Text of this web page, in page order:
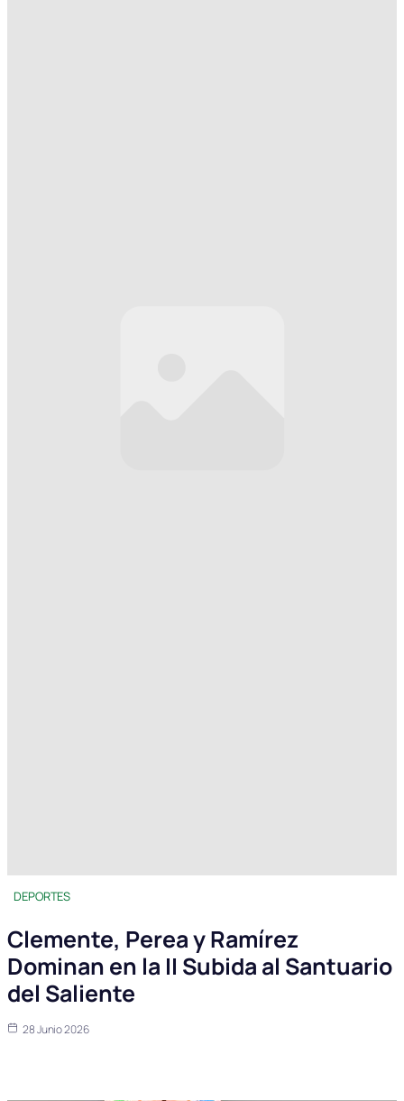
DEPORTES
Clemente, Perea y Ramírez
Dominan en la II Subida al Santuario
del Saliente
28 Junio 2026